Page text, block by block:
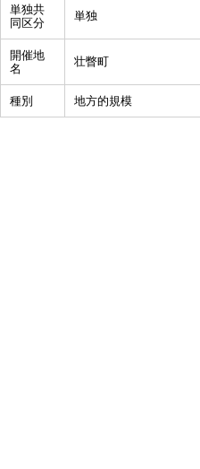
単独共
同区分
単独
開催地
名
壮瞥町
種別 地方的規模